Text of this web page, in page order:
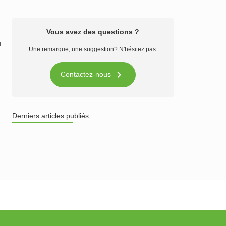
Vous avez des questions ?
Une remarque, une suggestion? N'hésitez pas.
Contactez-nous 
Derniers articles publiés